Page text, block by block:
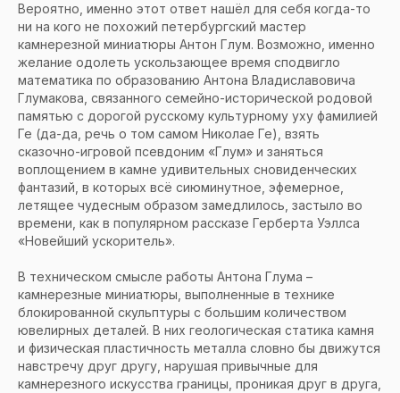
Вероятно, именно этот ответ нашёл для себя когда-то
ни на кого не похожий петербургский мастер
камнерезной миниатюры Антон Глум. Возможно, именно
желание одолеть ускользающее время сподвигло
математика по образованию Антона Владиславовича
Глумакова, связанного семейно-исторической родовой
памятью с дорогой русскому культурному уху фамилией
Ге (да-да, речь о том самом Николае Ге), взять
сказочно-игровой псевдоним «Глум» и заняться
воплощением в камне удивительных сновиденческих
фантазий, в которых всё сиюминутное, эфемерное,
летящее чудесным образом замедлилось, застыло во
времени, как в популярном рассказе Герберта Уэллса
«Новейший ускоритель».
В техническом смысле работы Антона Глума –
камнерезные миниатюры, выполненные в технике
блокированной скульптуры с большим количеством
ювелирных деталей. В них геологическая статика камня
и физическая пластичность металла словно бы движутся
навстречу друг другу, нарушая привычные для
камнерезного искусства границы, проникая друг в друга,